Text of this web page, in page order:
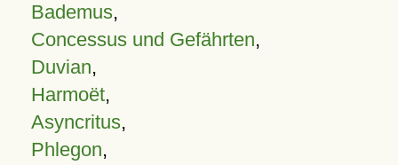
Bademus,
Concessus und Gefährten,
Duvian,
Harmoët,
Asyncritus,
Phlegon,